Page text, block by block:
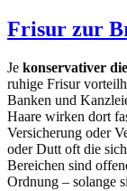
Frisur zur
Je konservativer
ruhige Frisur
Banken und
Haare wirken dort
Versicherung oder
oder Dutt oft die
Bereichen sind
Ordnung – solange